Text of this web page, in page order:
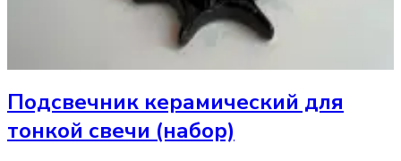
Подсвечник керамический для
тонкой свечи (набор)